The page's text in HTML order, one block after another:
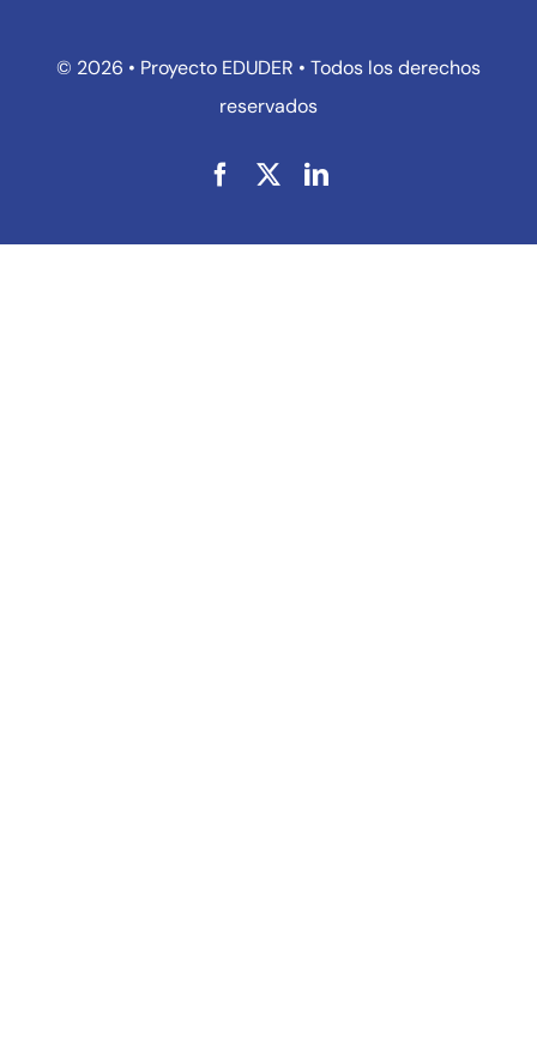
© 2026 • Proyecto EDUDER • Todos los derechos
reservados